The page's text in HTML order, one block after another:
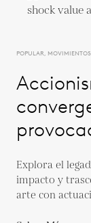
POPULAR,
Explora el
impacto y
arte con